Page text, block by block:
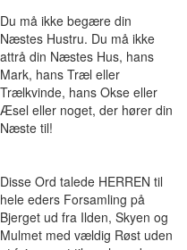
Du må ikke begære din
Næstes Hustru. Du må ikke
attrå din Næstes Hus, hans
Mark, hans Træl eller
Trælkvinde, hans Okse eller
Æsel eller noget, der hører din
Næste til!
Disse Ord talede HERREN til
hele eders Forsamling på
Bjerget ud fra Ilden, Skyen og
Mulmet med vældig Røst uden